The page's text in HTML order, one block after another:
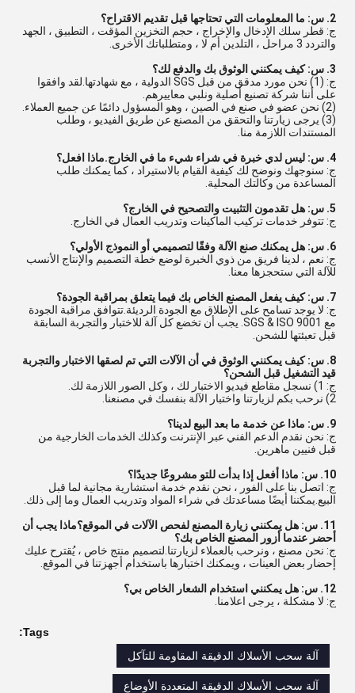
2. س: ما المعلومات التي تحتاجها قبل تقديم الاقتراح؟
ج: قطر سلك الإدخال والإخراج ، حجم التخزين المؤقت ، التطبيق ، الجهد
والتردد 3 مراحل ، التلدين أم لا ، ومتطلباتك الأخرى.
3. س: كيف يمكنني الوثوق بك والدفع لك؟
ج: (1) نحن مورد مدقق من قبل SGS الدولية ، مع شهادتها.لقد وافقوا
على أننا شركة تصنيع أصلية ونلبي معاييرهم.
(2) نحن عضو في صنع في الصين ، وهو المسؤول دائمًا عن جميع العملاء.
(3) يرجى زيارتنا والتحقق من المصنع عن طريق الفيديو ، وطلب
المستندات اللازمة منا.
4. س: ليس لدي خبرة في شراء شيء ما في الخارج.ماذا افعل؟
ج: سنوجهك ونوضح لك كيفية القيام بالاستيراد ، كما يمكنك طلب
المساعدة من وكالتك المحلية.
5. س: هل تقدمون التثبيت والتصحيح في الخارج؟
ج: تتوفر خدمات تركيب الماكينات وتدريب العمال في الخارج.
6. س: هل يمكنك صنع الآلة وفقًا لتصميمي أو النموذج الأولي؟
ج: نعم ، لدينا فريق من ذوي الخبرة لوضع خطة التصميم والإنتاج الأنسب
للآلة التي ستحجزها معنا.
7. س: كيف يفعل المصنع الخاص بك فيما يتعلق بمراقبة الجودة؟
ج: لا يوجد تسامح على الإطلاق مع الجودة الرديئة.تتوافق مراقبة الجودة
مع SGS & ISO 9001. يجب أن تخضع كل آلة للاختبار والتجربة السابقة
قبل تعبئتها للشحن.
8. س: كيف يمكنني الوثوق في أن الآلات التي تم لصقها الاختبار والتجربة
قيد التشغيل قبل الشحن؟
ج: 1) نسجل مقاطع فيديو الاختبار لك ، وكل الصور اللازمة لك.
2) نرحب بكم لزيارتنا واختبار الآلة بنفسك في مصنعنا.
9. س: ماذا عن خدمة ما بعد البيع لدينا؟
ج: نحن نقدم الدعم الفني عبر الإنترنت وكذلك الخدمات الخارجية من
قبل فنيين ماهرين.
10. س: ماذا أفعل إذا بدأت للتو مشروعًا جديدًا؟
ج: اتصل بنا على الفور ، نحن نقدم خدمة استشارية مجانية لما قبل
البيع.يمكننا أيضًا مساعدتك في شراء المواد وتدريب العمال وما إلى ذلك.
11. س: هل يمكنني زيارة المصنع لفحص الآلات في الموقع؟ماذا يجب أن
أحضر عندما أزور المصنع الخاص بك؟
ج: نحن مصنع ، ونرحب بالعملاء لزيارتنا.لتصميم منتج خاص ، يُقترح عليك
إحضار بعض العينات ، ويمكنك اختبارها باستخدام أجهزتنا في الموقع.
12. س: هل يمكنني استخدام الشعار الخاص بي؟
ج: لا مشكلة ، يرجى اعلامنا.
Tags:
آلة سحب الأسلاك الدقيقة المقاومة للتآكل
آلة سحب الأسلاك الدقيقة المتعددة الأوضاع